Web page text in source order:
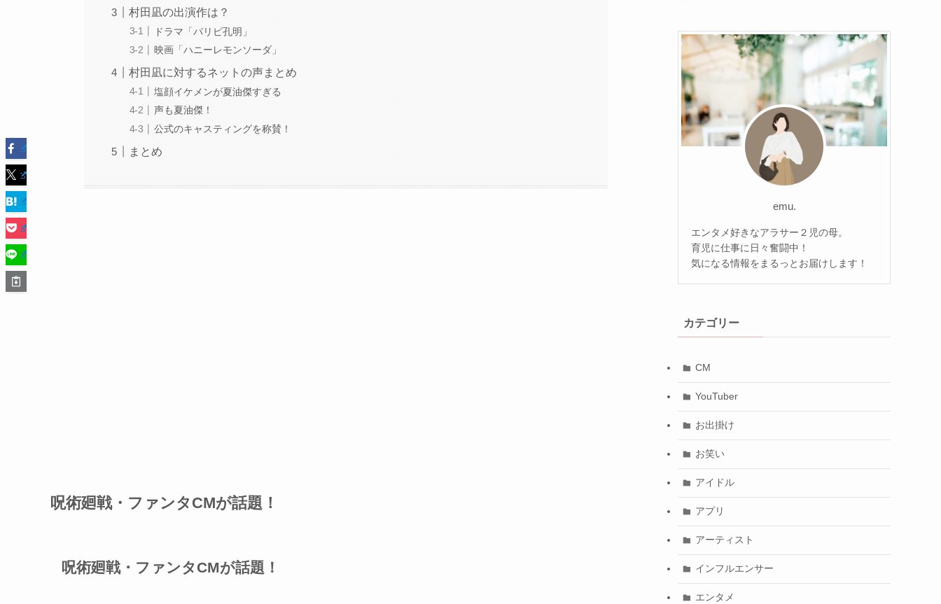
村田凪の出演作は？
ドラマ「パリピ孔明」
映画「ハニーレモンソーダ」
村田凪に対するネットの声まとめ
塩顔イケメンが夏油傑すぎる
声も夏油傑！
公式のキャスティングを称賛！
まとめ
呪術廻戦・ファンタCMが話題！
呪術廻戦・ファンタCMが話題！
emu.
エンタメ好きなアラサー２児の母。
育児に仕事に日々奮闘中！
気になる情報をまるっとお届けします！
カテゴリー
CM
YouTuber
お出掛け
お笑い
アイドル
アプリ
アーティスト
インフルエンサー
エンタメ